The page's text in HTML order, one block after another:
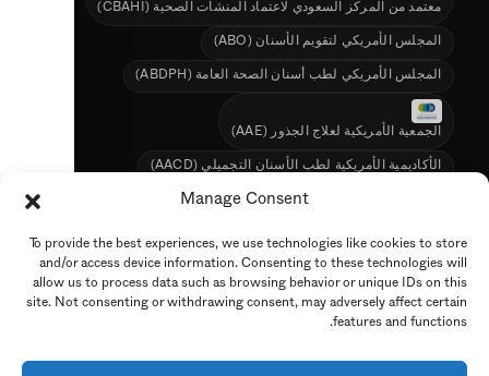
Manage Consent
To provide the best experiences, we use technologies like cookies to store
and/or access device information. Consenting to these technologies will
allow us to process data such as browsing behavior or unique IDs on this
site. Not consenting or withdrawing consent, may adversely affect certain
features and functions.
معتمد من المركز السعودي لاعتماد المنشآت الصحية (CBAHI)
المجلس الأمريكي لتقويم الأسنان (ABO)
المجلس الأمريكي لطب أسنان الصحة العامة (ABDPH)
الجمعية الأمريكية لعلاج الجذور (AAE)
الأكاديمية الأمريكية لطب الأسنان التجميلي (AACD)
الجمعية السعودية لطب الأسنان (SDS)
الشعارات معروضة لأغراض تعريفية بحتة (تدريب وتقنيات واعتمادات الفريق).
الحقوق محفوظة لأصحابها.